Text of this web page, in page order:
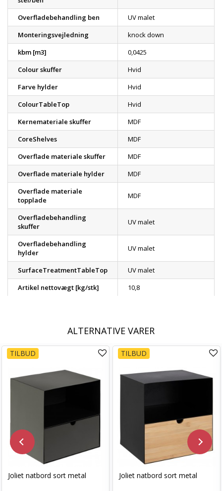
Overfladebehandling ben
UV malet
Monteringsvejledning
knock down
kbm [m3]
0,0425
Colour skuffer
Hvid
Farve hylder
Hvid
ColourTableTop
Hvid
Kernemateriale skuffer
MDF
CoreShelves
MDF
Overflade materiale skuffer
MDF
Overflade materiale hylder
MDF
Overflade materiale
topplade
MDF
Overfladebehandling
skuffer
UV malet
Overfladebehandling
hylder
UV malet
SurfaceTreatmentTableTop
UV malet
Artikel nettovægt [kg/stk]
10,8
ALTERNATIVE VARER
TILBUD
Joliet natbord sort metal
TILBUD
Joliet natbord sort metal